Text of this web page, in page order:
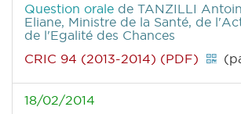
Question orale de TANZILLI
Eliane, Ministre de la Santé, de
de l'Egalité des Chances
CRIC 94 (2013-2014) (PDF)
18/02/2014